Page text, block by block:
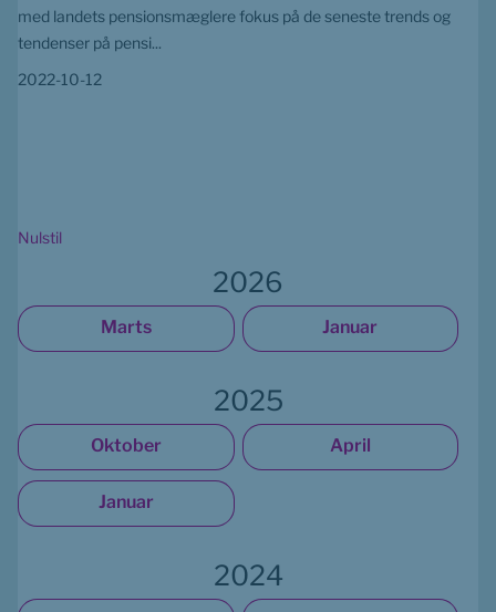
med landets pensionsmæglere fokus på de seneste trends og
tendenser på pensi...
2022-10-12
Nulstil
2026
Marts Januar
2025
Oktober April
Januar
2024